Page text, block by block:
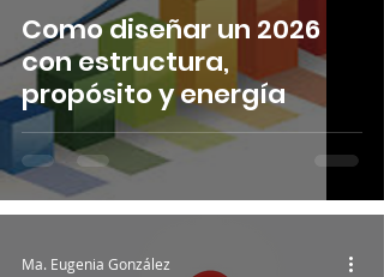
Como diseñar un 2026
con estructura,
propósito y energía
Ma. Eugenia González